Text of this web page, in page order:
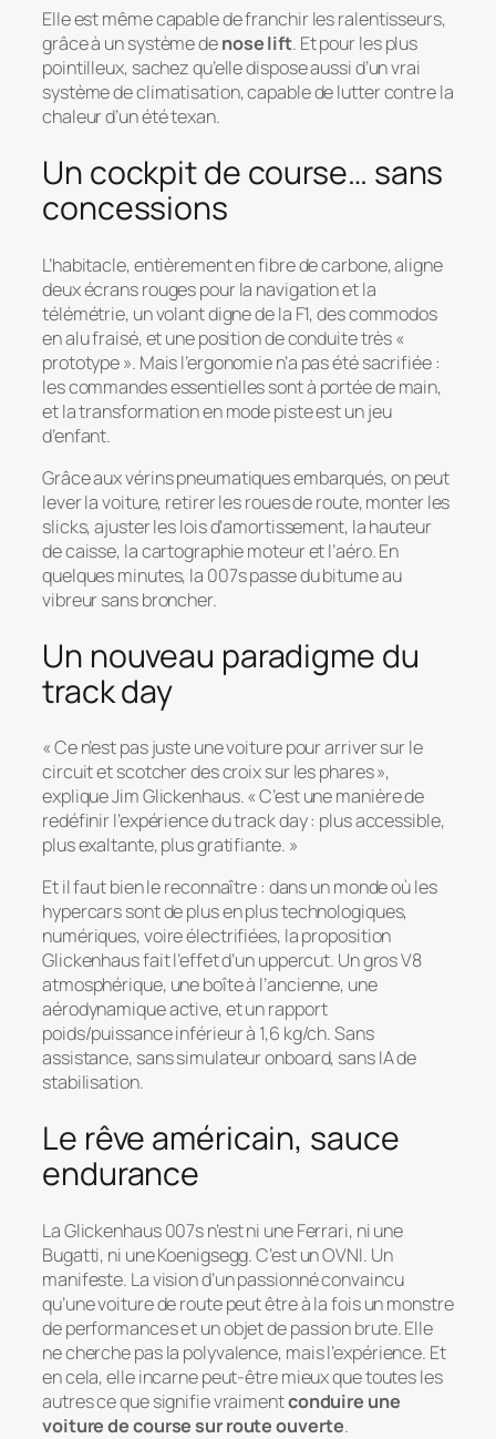
Elle est même capable de franchir les ralentisseurs,
grâce à un système denose lift. Et pour les plus
pointilleux, sachez qu’elle dispose aussi d’un vrai
système de climatisation, capable de lutter contre la
chaleur d’un été texan.
Un cockpit de course… sans
concessions
L’habitacle, entièrement en fibre de carbone, aligne
deux écrans rouges pour la navigation et la
télémétrie, un volant digne de la F1, des commodos
en alu fraisé, et une position de conduite très «
prototype ». Mais l’ergonomie n’a pas été sacrifiée :
les commandes essentielles sont à portée de main,
et la transformation en mode piste est un jeu
d’enfant.
Grâce aux vérins pneumatiques embarqués, on peut
lever la voiture, retirer les roues de route, monter les
slicks, ajuster les lois d’amortissement, la hauteur
de caisse, la cartographie moteur et l’aéro. En
quelques minutes, la 007s passe du bitume au
vibreur sans broncher.
Un nouveau paradigme du
track day
« Ce n’est pas juste une voiture pour arriver sur le
circuit et scotcher des croix sur les phares »,
explique Jim Glickenhaus. « C’est une manière de
redéfinir l’expérience du track day : plus accessible,
plus exaltante, plus gratifiante. »
Et il faut bien le reconnaître : dans un monde où les
hypercars sont de plus en plus technologiques,
numériques, voire électrifiées, la proposition
Glickenhaus fait l’effet d’un uppercut. Un gros V8
atmosphérique, une boîte à l’ancienne, une
aérodynamique active, et un rapport
poids/puissance inférieur à 1,6 kg/ch. Sans
assistance, sans simulateur onboard, sans IA de
stabilisation.
Le rêve américain, sauce
endurance
La Glickenhaus 007s n’est ni une Ferrari, ni une
Bugatti, ni une Koenigsegg. C’est un OVNI. Un
manifeste. La vision d’un passionné convaincu
qu’une voiture de route peut être à la fois un monstre
de performances et un objet de passion brute. Elle
ne cherche pas la polyvalence, mais l’expérience. Et
en cela, elle incarne peut-être mieux que toutes les
autres ce que signifie vraimentconduire une
voiture de course sur route ouverte.